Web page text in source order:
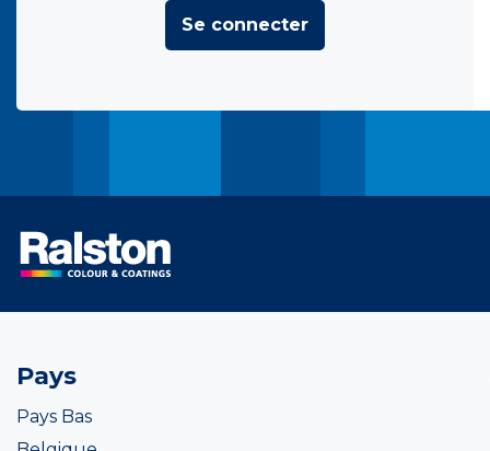
Se connecter
Pays
Pays Bas